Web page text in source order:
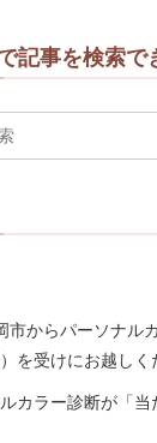
記事を検索で
市からパーソナル
を受けにお越しく
カラー診断が「当